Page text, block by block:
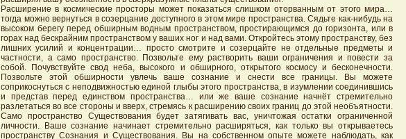
Расширение в космические просторы может показаться слишком оторванным от этого мира…
тогда можно вернуться в созерцание доступного в этом мире пространства. Сядьте как-нибудь на
высоком берегу перед обширным водным пространством, простирающимся до горизонта, или в
горах над бескрайним пространством у ваших ног и над вами. Откройтесь этому пространству, без
лишних усилий и концентрации… просто смотрите и созерцайте не отдельные предметы и
частности, а само пространство. Позвольте ему растворить ваши ограничения и повести за
собой. Почувствуйте свод неба, высокого и обширного, открытого космосу и бесконечности.
Позвольте этой обширности увлечь ваше сознание и снести все границы. Вы можете
соприкоснуться с неподвижностью единой глыбы этого пространства, в изумлении соединившись
и представ перед единством пространства… или же ваше сознание начнёт стремительно
разлетаться во все стороны и вверх, стремясь к расширению своих границ до этой необъятности.
Само пространство Существования будет затягивать вас, уничтожая остатки ограниченной
личности. Ваше сознание начинает стремительно расширяться, как только вы открываетесь
пространству Сознания и Существования. Вы на собственном опыте можете наблюдать, как